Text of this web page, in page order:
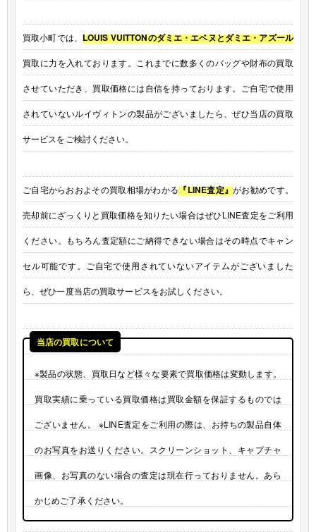
買取小町では、 LOUIS VUITTONのダミエ・エベヌとダミエ・アズール
買取に力を入れております。これまでに数多くのバッグや財布の買取
させていただき、買取価格には自信を持っております。ご自宅で使用
されていないルイヴィトンの製品がございましたら、ぜひ当店の買取
サービスをご検討ください。
ご自宅からおおよその買取相場がわかる『LINE査定』がお勧めです。
売却前にざっくりと買取価格を知りたい場合はぜひLINE査定をご利用
ください。もちろん査定額にご納得できない場合はその時点でキャン
セル可能です。ご自宅で使用されていないアイテムがございました
ら、ぜひ一度当店の買取サービスをお試しください。
当店の買取について
※製品の状態、買取日など様々な要素で買取価格は変動します。
買取実績に乗っている買取価格は買取金額を保証するものでは
ございません。 ※LINE査定をご利用の際は、お持ちの製品自体
のお写真をお送りください。スクリーンショット、キャプチャ
画像、お写真のない場合の査定は現在行っておりません。あら
かじめご了承ください。